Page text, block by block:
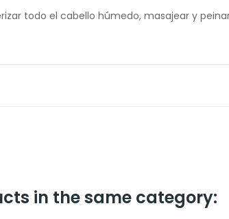
todo el cabello húmedo, masajear y
in the same category: